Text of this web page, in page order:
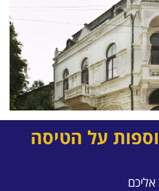
על הטיסה
אליכם